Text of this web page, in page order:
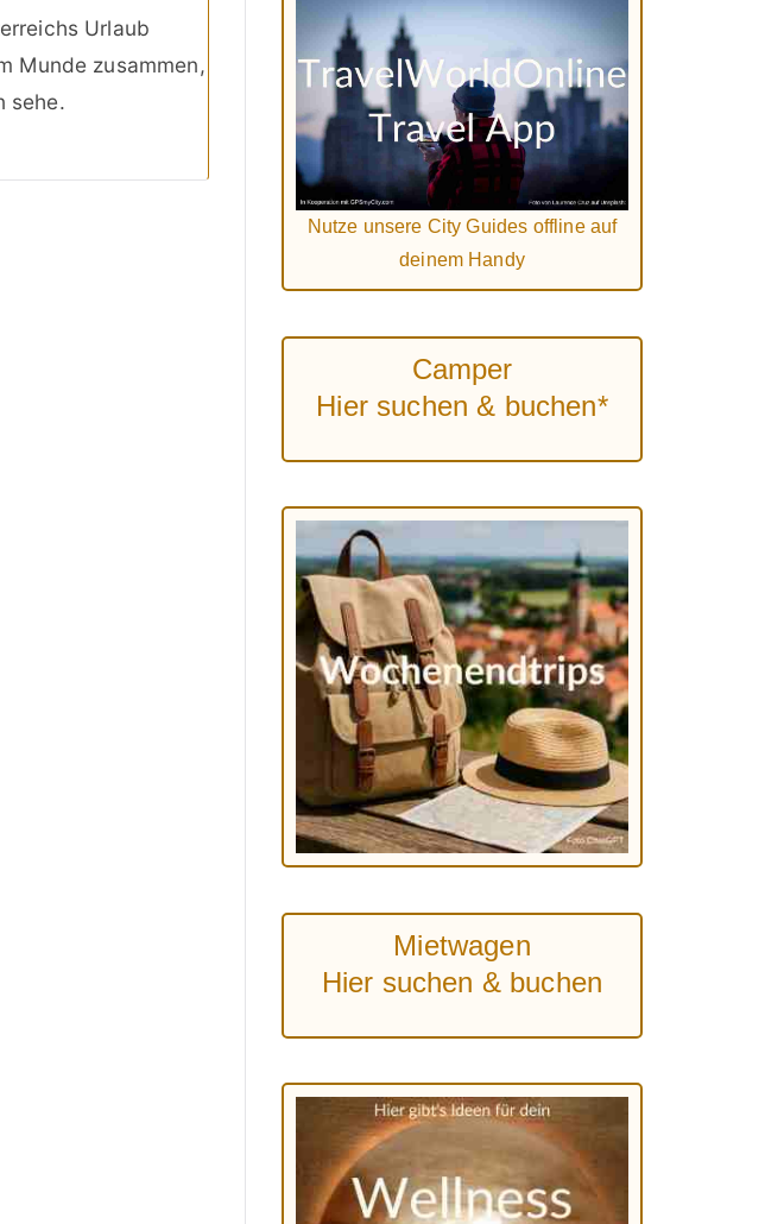
Urlaub
Munde zusammen,
sehe.
Nutze unsere City Guides offline auf
deinem Handy
Camper
Hier suchen & buchen*
Mietwagen
Hier suchen & buchen